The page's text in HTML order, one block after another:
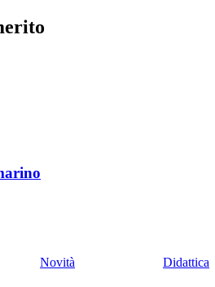
Novità Didattica